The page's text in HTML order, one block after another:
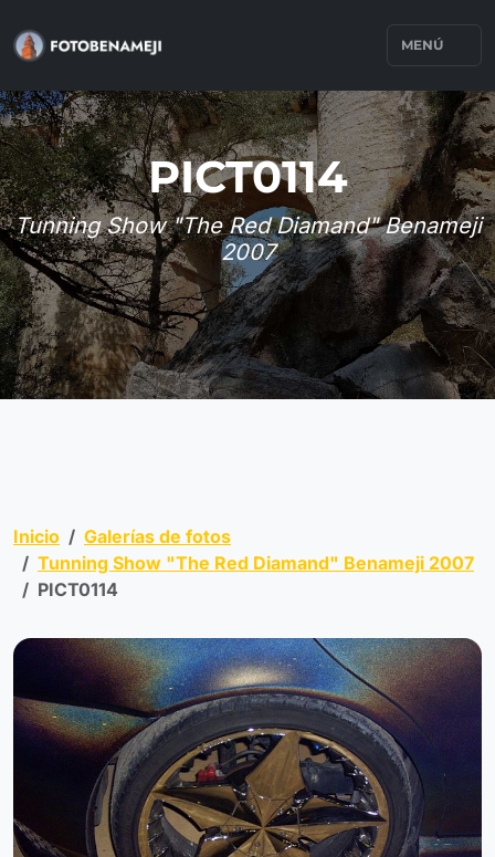
MENÚ
PICT0114
Tunning Show "The Red Diamand" Benameji
2007
Inicio
Galerías de fotos
Tunning Show "The Red Diamand" Benameji 2007
PICT0114